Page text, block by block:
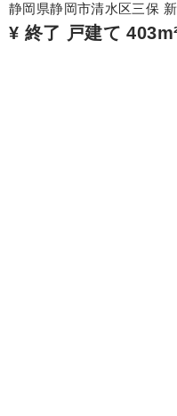
静岡県静岡市清水区三保
¥ 終了 戸建て